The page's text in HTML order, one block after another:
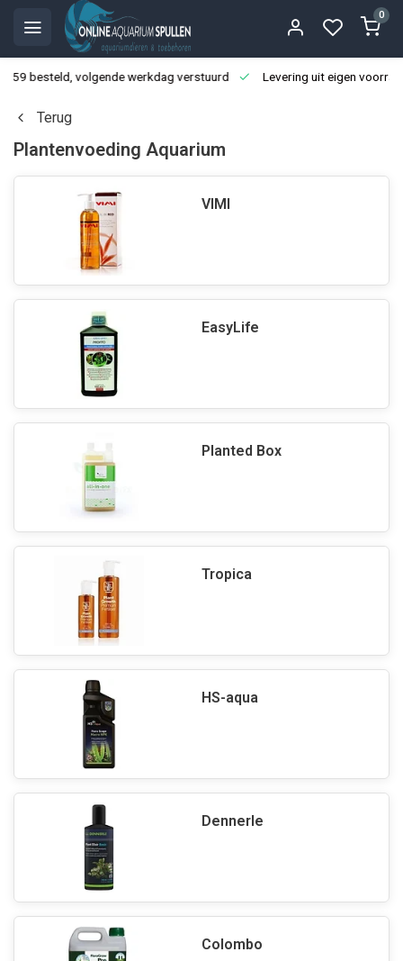
0
besteld, volgende werkdag verstuurd Levering uit eigen
Terug
Plantenvoeding Aquarium
VIMI
EasyLife
Planted Box
Tropica
HS-aqua
Dennerle
Colombo